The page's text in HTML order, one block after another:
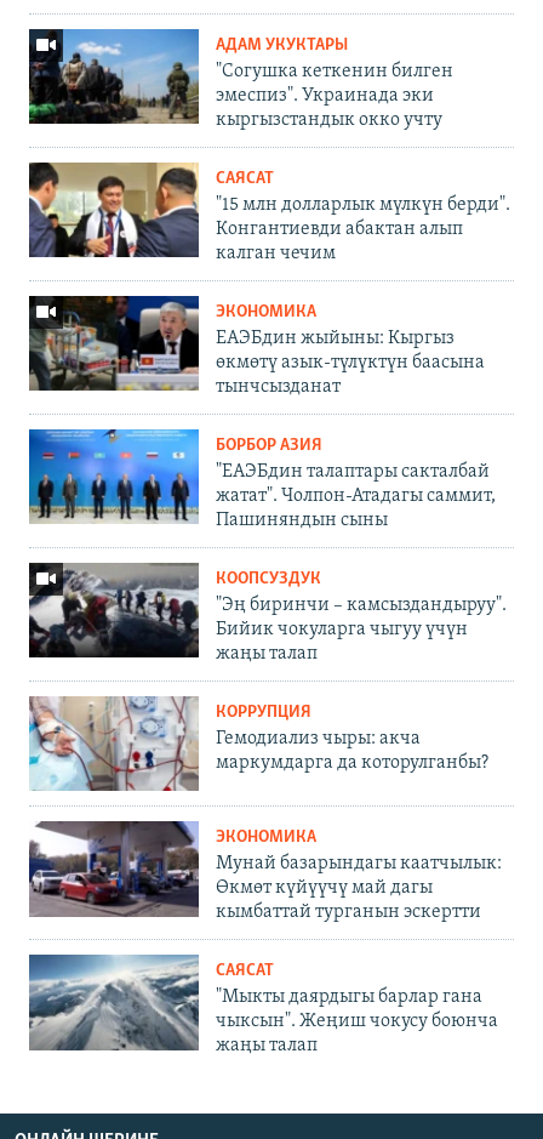
АДАМ УКУКТАРЫ
"Согушка кеткенин билген
эмеспиз". Украинада эки
кыргызстандык окко учту
САЯСАТ
"15 млн долларлык мүлкүн берди".
Конгантиевди абактан алып
калган чечим
ЭКОНОМИКА
ЕАЭБдин жыйыны: Кыргыз
өкмөтү азык-түлүктүн баасына
тынчсызданат
БОРБОР АЗИЯ
"ЕАЭБдин талаптары сакталбай
жатат". Чолпон-Атадагы саммит,
Пашиняндын сыны
КООПСУЗДУК
"Эң биринчи – камсыздандыруу".
Бийик чокуларга чыгуу үчүн
жаңы талап
КОРРУПЦИЯ
Гемодиализ чыры: акча
маркумдарга да которулганбы?
ЭКОНОМИКА
Мунай базарындагы каатчылык:
Өкмөт күйүүчү май дагы
кымбаттай турганын эскертти
САЯСАТ
"Мыкты даярдыгы барлар гана
чыксын". Жеңиш чокусу боюнча
жаңы талап